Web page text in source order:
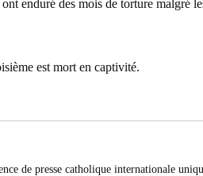
enduré des mois de torture malgré
est mort en captivité.
de presse catholique internationale